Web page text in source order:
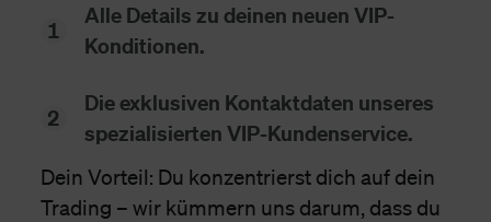
Alle Details zu deinen neuen VIP-
Konditionen.
Die exklusiven Kontaktdaten unseres
spezialisierten VIP-Kundenservice.
Dein Vorteil: Du konzentrierst dich auf dein
Trading – wir kümmern uns darum, dass du